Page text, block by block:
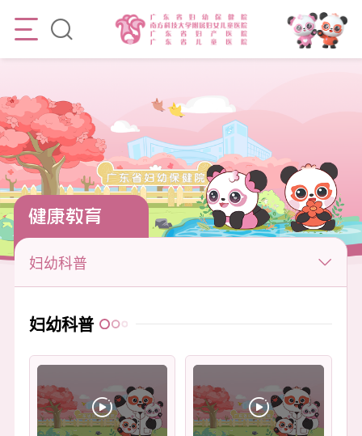
妇幼科普
健康教育
妇幼科普